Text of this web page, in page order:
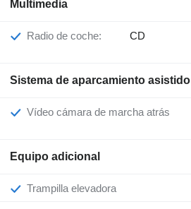
Multimedia
Radio de coche: CD
Sistema de aparcamiento asistido
Vídeo cámara de marcha atrás
Equipo adicional
Trampilla elevadora